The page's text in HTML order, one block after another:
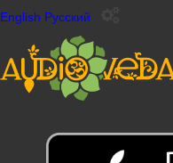
English Русский